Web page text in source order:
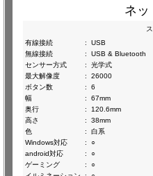
ネッ
有線接続
:
USB
無線接続
:
USB & Bluetooth
センサー方式
:
光学式
最大解像度
:
26000
ボタン数
:
6
幅
:
67mm
奥行
:
120.6mm
高さ
:
38mm
色
:
白系
Windows対応
:
○
android対応
:
○
ゲーミング
:
○